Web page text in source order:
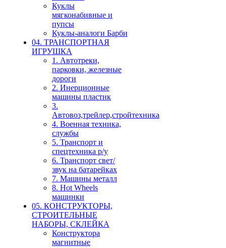
Куклы
мягконабивные и
пупсы
Куклы-аналоги Барби
04. ТРАНСПОРТНАЯ
ИГРУШКА
1. Автотреки,
парковки, железные
дороги
2. Инерционные
машины пластик
3.
Автовоз,трейлер,стройтехника
4. Военная техника,
службы
5. Транспорт и
спецтехника р/у
6. Транспорт свет/
звук на батарейках
7. Машины металл
8. Hot Wheels
машинки
05. КОНСТРУКТОРЫ,
СТРОИТЕЛЬНЫЕ
НАБОРЫ, СКЛЕЙКА
Конструктора
магнитные